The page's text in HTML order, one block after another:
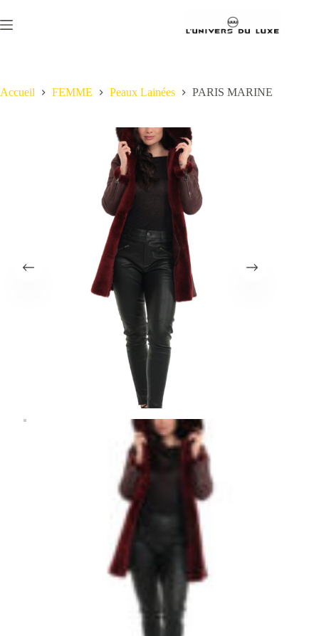
au
contenu
Accueil FEMME Peaux Lainées PARIS MARINE